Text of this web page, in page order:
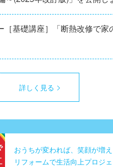
基礎講座］「断熱改修で
詳しく見る
おうちが変われば、笑顔が増え
リフォームで生活向上プロジ